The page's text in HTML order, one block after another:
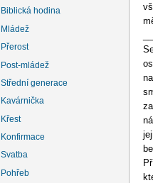
Biblická hodina
Mládež
Přerost
Post-mládež
Střední generace
Kavárnička
Křest
Konfirmace
Svatba
Pohřeb